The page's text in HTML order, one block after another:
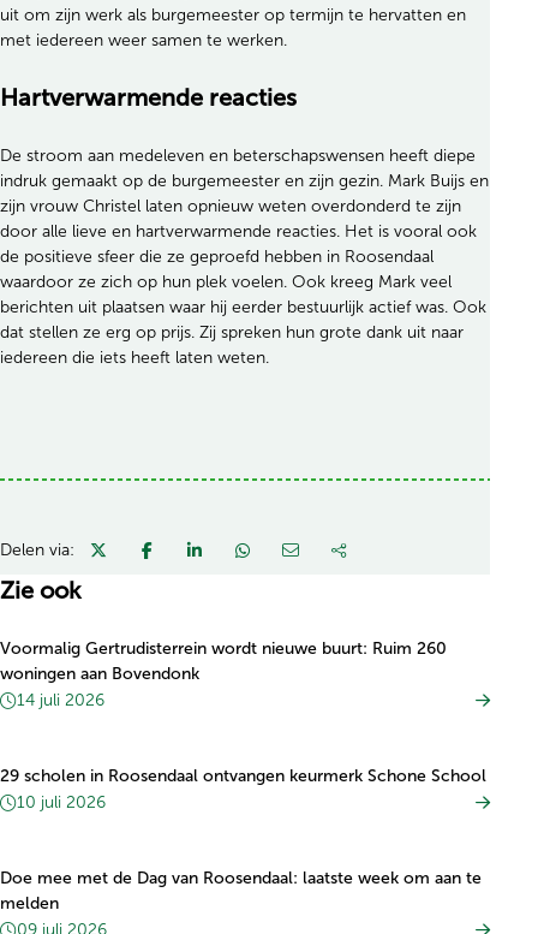
uit om zijn werk als burgemeester op termijn te hervatten en
met iedereen weer samen te werken.
Hartverwarmende reacties
De stroom aan medeleven en beterschapswensen heeft diepe
indruk gemaakt op de burgemeester en zijn gezin. Mark Buijs en
zijn vrouw Christel laten opnieuw weten overdonderd te zijn
door alle lieve en hartverwarmende reacties. Het is vooral ook
de positieve sfeer die ze geproefd hebben in Roosendaal
waardoor ze zich op hun plek voelen. Ook kreeg Mark veel
berichten uit plaatsen waar hij eerder bestuurlijk actief was. Ook
dat stellen ze erg op prijs. Zij spreken hun grote dank uit naar
iedereen die iets heeft laten weten.
Delen via:
Zie ook
Voormalig Gertrudisterrein wordt nieuwe buurt: Ruim 260
woningen aan Bovendonk
14 juli 2026
29 scholen in Roosendaal ontvangen keurmerk Schone School
10 juli 2026
Doe mee met de Dag van Roosendaal: laatste week om aan te
melden
09 juli 2026